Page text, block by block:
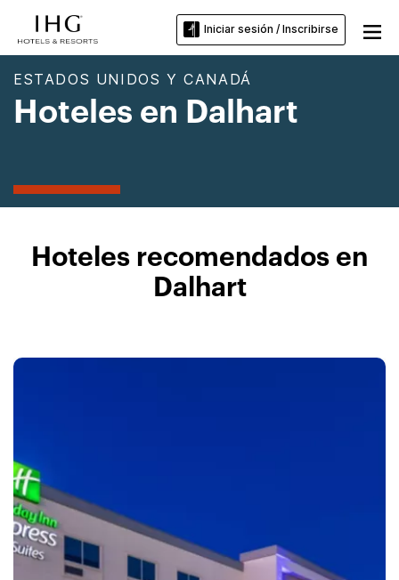
Iniciar sesión / Inscribirse
ESTADOS UNIDOS Y CANADÁ
Hoteles en Dalhart
Hoteles recomendados en
Dalhart